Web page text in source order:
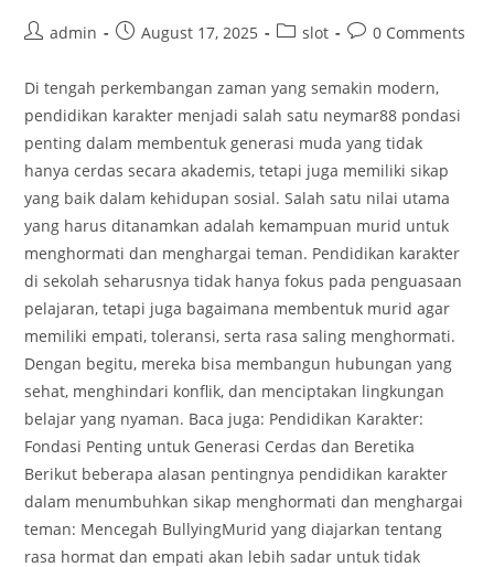
Postadmin
PostAugust 17, 2025
Postslot
Post0 Comments
Di tengah perkembangan zaman yang semakin modern,
pendidikan karakter menjadi salah satu neymar88 pondasi
penting dalam membentuk generasi muda yang tidak
hanya cerdas secara akademis, tetapi juga memiliki sikap
yang baik dalam kehidupan sosial. Salah satu nilai utama
yang harus ditanamkan adalah kemampuan murid untuk
menghormati dan menghargai teman. Pendidikan karakter
di sekolah seharusnya tidak hanya fokus pada penguasaan
pelajaran, tetapi juga bagaimana membentuk murid agar
memiliki empati, toleransi, serta rasa saling menghormati.
Dengan begitu, mereka bisa membangun hubungan yang
sehat, menghindari konflik, dan menciptakan lingkungan
belajar yang nyaman. Baca juga: Pendidikan Karakter:
Fondasi Penting untuk Generasi Cerdas dan Beretika
Berikut beberapa alasan pentingnya pendidikan karakter
dalam menumbuhkan sikap menghormati dan menghargai
teman: Mencegah BullyingMurid yang diajarkan tentang
rasa hormat dan empati akan lebih sadar untuk tidak